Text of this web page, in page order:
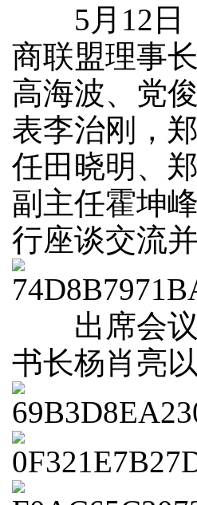
5月12日
商联盟理事
高海波、党
表李治刚，
任田晓明、
副主任霍坤
行座谈交流
出席会议
书长杨肖亮